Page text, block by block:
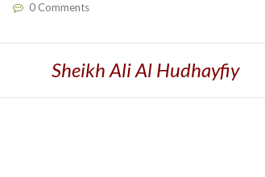
0 Comments
Sheikh Ali Al Hudhayfiy